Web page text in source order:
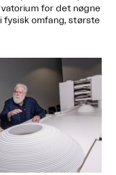
for det nøgne
fysisk omfang, største